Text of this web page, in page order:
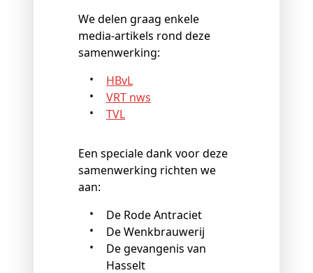
We delen graag enkele
media-artikels rond deze
samenwerking:
HBvL
VRT nws
TVL
Een speciale dank voor deze
samenwerking richten we
aan:
De Rode Antraciet
De Wenkbrauwerij
De gevangenis van
Hasselt